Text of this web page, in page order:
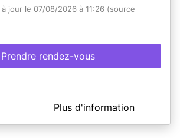
jour le 07/08/2026 à 11:26 (source
Prendre rendez-vous
de Maussane-les-Alpilles
Plus d'information